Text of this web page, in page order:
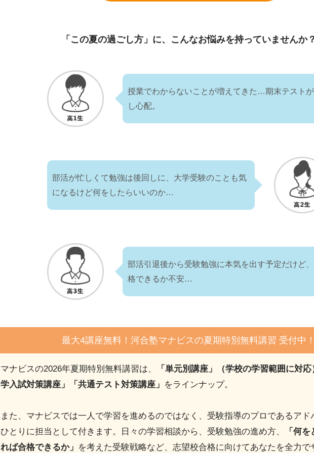
「この夏の過ごし方」に、 こんなお悩みを持っていませんか
授業でわからないことが増えてきた…期末テスト
し心配。
部活が忙しくて勉強は後回しに、大学受験のことも気
になるけど何をしたらいいのか…
部活引退後から受験勉強に本気を出す予定だけど
格できるか不安…
最大4講座無料！河合塾マナビスの夏期特別無料講習 受付中
マナビスの2026年夏期特別無料講習は、
「単元別講座」（学校の学習範囲に対応
学入試対策講座」「共通テスト対策講座」 をラインナップ。
また、マナビスでは一人で学習を進めるのではなく、受験指導のプロであるアド
ひとりに担当として付きます。日々の学習相談から、受験勉強の進め方、
「何
れば合格できるか」 を考えた受験戦略など、志望校合格に向けてあなたを全力で